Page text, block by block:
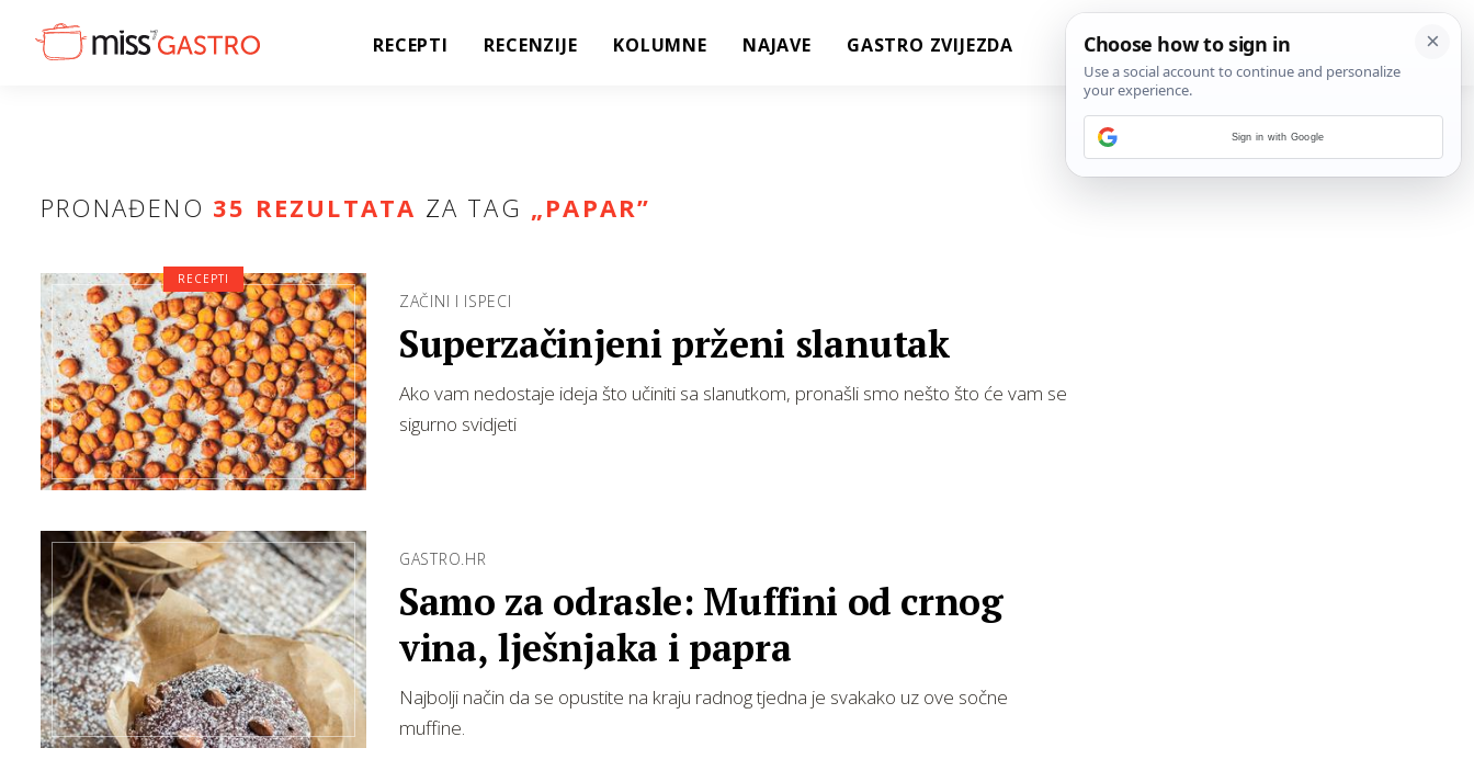
RECEPTI RECENZIJE KOLUMNE NAJAVE GASTRO ZVIJEZDA
PRONAĐENO 35 REZULTATA ZA TAG „PAPAR”
ZAČINI I ISPECI
Superzačinjeni prženi slanutak
Ako vam nedostaje ideja što učiniti sa slanutkom, pronašli smo nešto što će vam se
sigurno svidjeti
RECEPTI
GASTRO.HR
Samo za odrasle: Muffini od crnog
vina, lješnjaka i papra
Najbolji način da se opustite na kraju radnog tjedna je svakako uz ove sočne
muffine.
Sign in with Google